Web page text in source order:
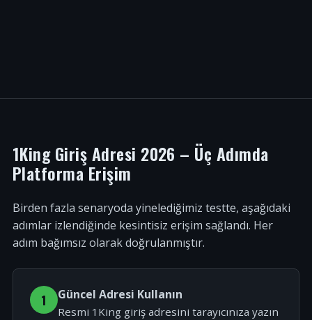
1King Giriş Adresi 2026 – Üç Adımda
Platforma Erişim
Birden fazla senaryoda yinelediğimiz testte, aşağıdaki
adımlar izlendiğinde kesintisiz erişim sağlandı. Her
adım bağımsız olarak doğrulanmıştır.
1 Güncel Adresi Kullanın
Resmi 1King giriş adresini tarayıcınıza yazın